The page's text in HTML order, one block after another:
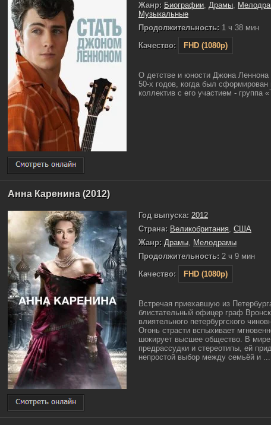
Жанр: Биографии, Драмы,
Музыкальные
Продолжительность: 1 ч 38 мин
Качество:
FHD (1080p)
О детстве и юности Джона Леннона
50-х годов, когда был
коллектив с его участием - группа
Анна Каренина (2012)
Год выпуска: 2012
Страна: Великобритания США
Жанр: Драмы Мелодрамы
Продолжительность: 2 ч 9 мин
Качество:
FHD (1080p)
Встречая приехавшую из
блистательный офицер граф
влиятельного петербургского
Огонь страсти вспыхивает
шокирует высшее общество. В
предрассудки и стереотипы, ей
непростой выбор между семьёй и ...